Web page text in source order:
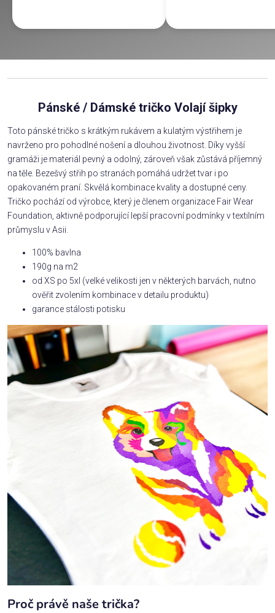
Pánské / Dámské tričko Volají šipky
Toto pánské tričko s krátkým rukávem a kulatým výstřihem je
navrženo pro pohodlné nošení a dlouhou životnost. Díky vyšší
gramáži je materiál pevný a odolný, zároveň však zůstává příjemný
na těle. Bezešvý střih po stranách pomáhá udržet tvar i po
opakovaném praní. Skvělá kombinace kvality a dostupné ceny.
Tričko pochází od výrobce, který je členem organizace Fair Wear
Foundation, aktivně podporující lepší pracovní podmínky v textilním
průmyslu v Asii.
100% bavlna
190g na m2
od XS po 5xl (velké velikosti jen v některých barvách, nutno
ověřit zvolením kombinace v detailu produktu)
garance stálosti potisku
Proč právě naše trička?